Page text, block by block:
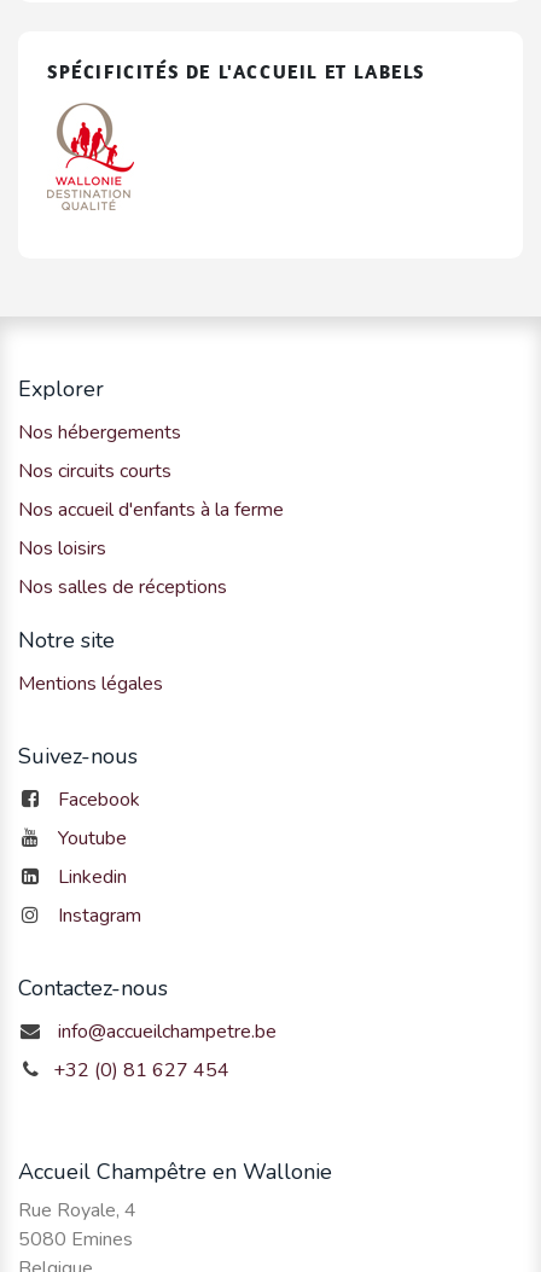
SPÉCIFICITÉS DE L'ACCUEIL ET LABELS
Explorer
Nos hébergements
Nos circuits courts
Nos accueil d'enfants à la ferme
Nos loisirs
Nos salles de réceptions
Notre site
Mentions légales
Suivez-nous
Facebook
Youtube
Linkedin
Instagram
Contactez-nous
info@accueilchampetre.be
+32 (0) 81 627 454
Accueil Champêtre en Wallonie
Rue Royale, 4
5080 Emines